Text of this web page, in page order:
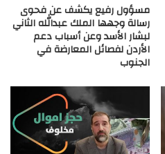
مسؤول رفيع يكشف عن فحوى
رسالة وجهها الملك عبدالله الثاني
لبشار الأسد وعن أسباب دعم
الأردن لفصائل المعارضة في
الجنوب